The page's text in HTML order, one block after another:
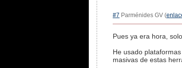
#7 Parménides GV (
Pues ya era hora,
He usado
masivas de estas